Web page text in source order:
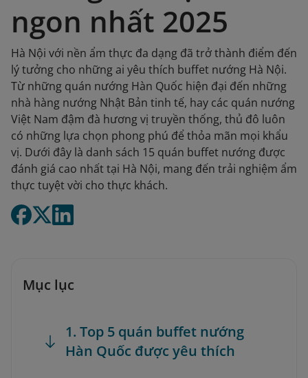
ngon nhất 2025
Hà Nội với nền ẩm thực đa dạng đã trở thành điểm đến
lý tưởng cho những ai yêu thích buffet nướng Hà Nội.
Từ những quán nướng Hàn Quốc hiện đại đến những
nhà hàng nướng Nhật Bản tinh tế, hay các quán nướng
Việt Nam đậm đà hương vị truyền thống, thủ đô luôn
có những lựa chọn phong phú để thỏa mãn mọi khẩu
vị. Dưới đây là danh sách 15 quán buffet nướng được
đánh giá cao nhất tại Hà Nội, mang đến trải nghiệm ẩm
thực tuyệt vời cho thực khách.
Mục lục
1. Top 5 quán buffet nướng
Hàn Quốc được yêu thích